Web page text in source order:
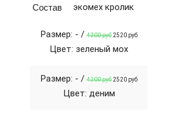
Состав экомех кролик
Размер: - /4200 руб 2520 руб
Цвет: зеленый мох
Размер: - /4200 руб 2520 руб
Цвет: деним